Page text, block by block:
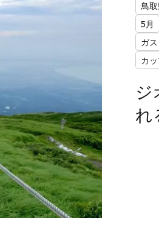
鳥
5月
ガ
カ
れ